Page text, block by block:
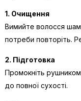
1. Очищення
Вимийте волосся
потреби повторіть.
2. Підготовка
Промокніть
до повної сухості.